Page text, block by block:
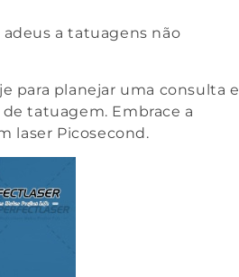
a tatuagens não
para planejar uma consulta e
tatuagem. Embrace a
laser Picosecond.